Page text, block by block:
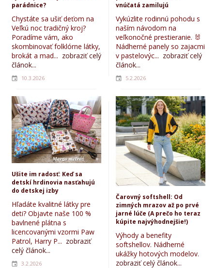
parádnice?
Chystáte sa ušiť deťom na
Veľkú noc tradičný kroj?
Poradíme vám, ako
skombinovať folklórne látky,
brokát a mad... zobraziť celý
článok...
10.3.2026
vnúčatá zamilujú
Vykúzlite rodinnú pohodu s
naším návodom na
veľkonočné prestieranie. 🐰
Nádherné panely so zajacmi
v pastelovýc... zobraziť celý
článok...
5.2.2026
Ušite im radosť: Keď sa
detskí hrdinovia nasťahujú
do detskej izby
Hľadáte kvalitné látky pre
deti? Objavte naše 100 %
bavlnené plátna s
licencovanými vzormi Paw
Patrol, Harry P... zobraziť
celý článok...
3.2.2026
Čarovný softshell: Od
zimných mrazov až po prvé
jarné lúče (A prečo ho teraz
kúpite najvýhodnejšie!)
Výhody a benefity
softshellov. Nádherné
ukážky hotových modelov.
zobraziť celý článok...